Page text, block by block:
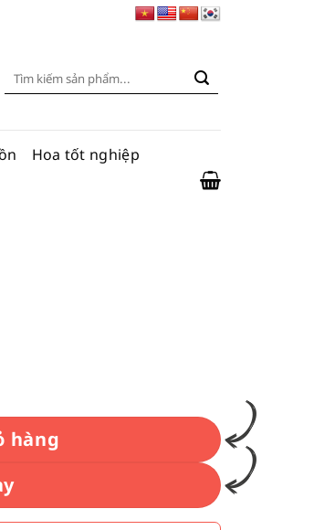
Tìm
Hoa tốt nghiệp
hàng